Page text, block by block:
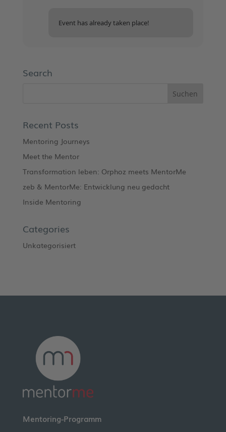
Event has already taken place!
Search
Recent Posts
Mentoring Journeys
Meet the Mentor
Transformation leben: Orphoz meets MentorMe
zeb & MentorMe: Entwicklung neu gedacht
Inside Mentoring
Categories
Unkategorisiert
Mentoring-Programm